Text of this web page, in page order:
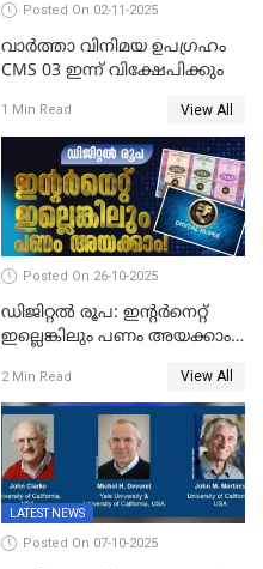
Posted On 02-11-2025
വാര്‍ത്താ വിനിമയ ഉപഗ്രഹം
CMS 03 ഇന്ന് വിക്ഷേപിക്കും
1 Min Read View All
Posted On 26-10-2025
ഡിജിറ്റൽ രൂപ: ഇന്റർനെറ്റ്
ഇല്ലെങ്കിലും പണം അയക്കാം!
IN MALAYALAM
2 Min Read View All
LATEST NEWS
Posted On 07-10-2025